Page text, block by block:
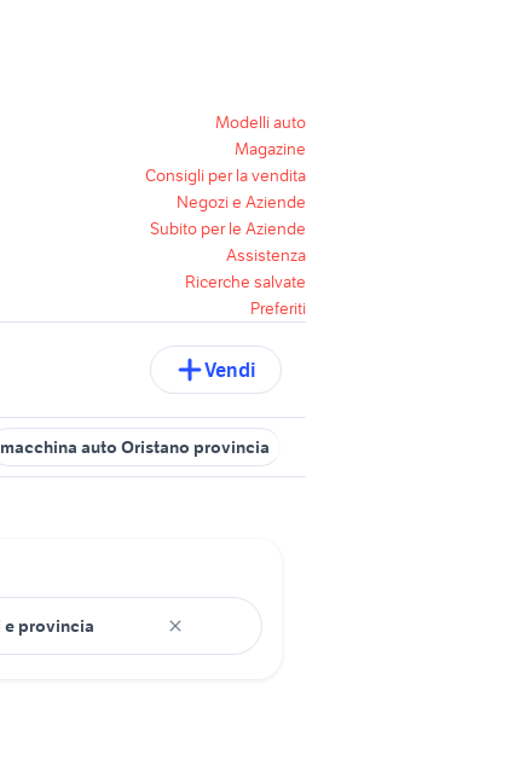
Modelli auto
Magazine
Consigli per la vendita
Negozi e Aziende
Subito per le Aziende
Assistenza
Ricerche salvate
Preferiti
Vendi
macchina auto Oristano provincia